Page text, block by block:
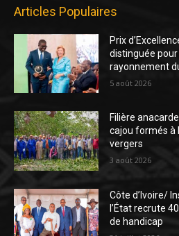
Articles Populaires
Prix
distinguée
rayonnement
5 août 2026
Filière
cajou formés à
vergers
3 août 2026
Côte d’Ivoire/
l’État recrute
de handicap